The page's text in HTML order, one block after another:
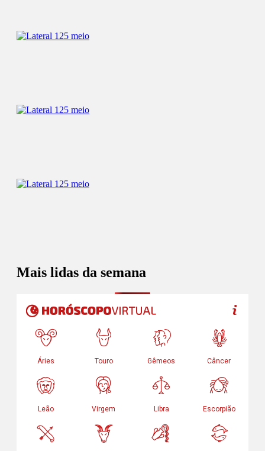
Mais lidas da semana